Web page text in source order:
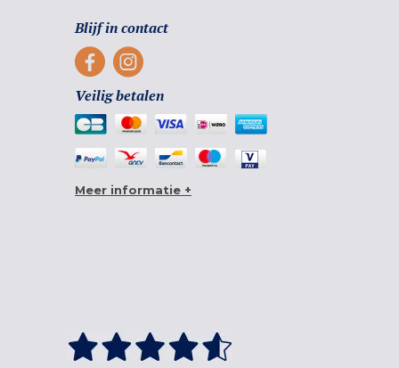
Blijf in contact
Veilig betalen
Meer informatie +